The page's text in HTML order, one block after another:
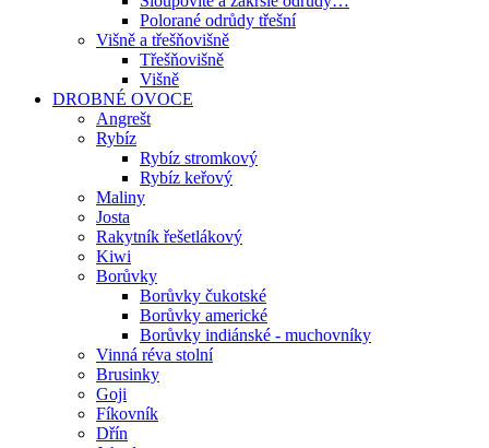
Polorané odrůdy třešní
Višně a třešňovišně
Třešňovišně
Višně
DROBNÉ OVOCE
Angrešt
Rybíz
Rybíz stromkový
Rybíz keřový
Maliny
Josta
Rakytník řešetlákový
Kiwi
Borůvky
Borůvky čukotské
Borůvky americké
Borůvky indiánské - muchovníky
Vinná réva stolní
Brusinky
Goji
Fíkovník
Dřín